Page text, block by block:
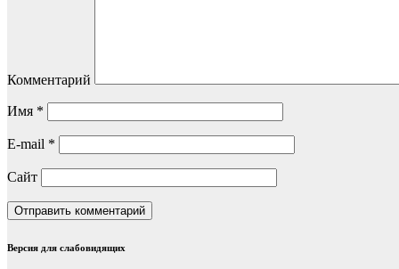
Комментарий
Имя *
E-mail *
Сайт
Версия для слабовидящих